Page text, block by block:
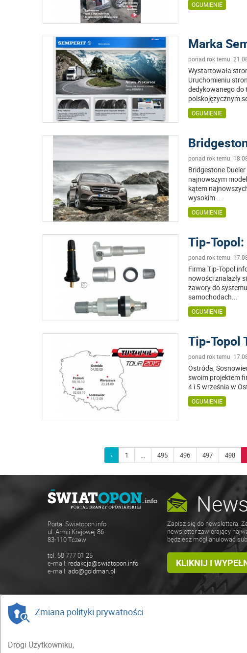
OGUMIENIE
Marka
ponad rok temu
Wystartowała
Uruchomieniu
dedykowanego
polskojęzycznym
OGUMIENIE
ponad rok temu
Bridgestone
najnowszym
kątem
wysokim...
OGUMIENIE
Tip-
ponad rok temu
Firma Tip-Topol
nowości znalazły
zawory do
samochodach...
OGUMIENIE
Tip-Topol
ponad rok temu
Ostróda,
swoim projektem
4 i 5 września w
OGUMIENIE
‹ 1 ... 495 496 497 498
Portal Swiatopon.info
ul. Armii Krajowej 86
83-110 Tczew
tel. 58 777 01 25
e-mail: redakcja@swiatopon.info
e-mail: ado@goldman.pl
Zapisz się do newslettera.
newsletter zawierający
będziesz mógł anulować
KLIKNIJ I
Zmiana polityki prywatności
Drogi Użytkowniku,